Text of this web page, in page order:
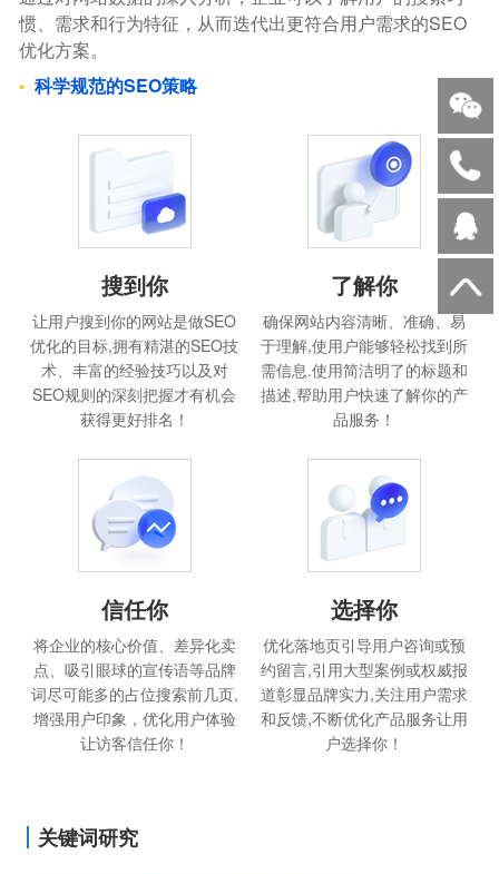
惯、需求和行为特征，从而迭代出更符合用户需求的SEO
优化方案。
科学规范的SEO策略
搜到你
让用户搜到你的网站是做SEO
优化的目标,拥有精湛的SEO技
术、丰富的经验技巧以及对
SEO规则的深刻把握才有机会
获得更好排名！
了解你
确保网站内容清晰、准确、易
于理解,使用户能够轻松找到所
需信息.使用简洁明了的标题和
描述,帮助用户快速了解你的产
品服务！
信任你
将企业的核心价值、差异化卖
点、吸引眼球的宣传语等品牌
词尽可能多的占位搜索前几页,
增强用户印象，优化用户体验
让访客信任你！
选择你
优化落地页引导用户咨询或预
约留言,引用大型案例或权威报
道彰显品牌实力,关注用户需求
和反馈,不断优化产品服务让用
户选择你！
关键词研究